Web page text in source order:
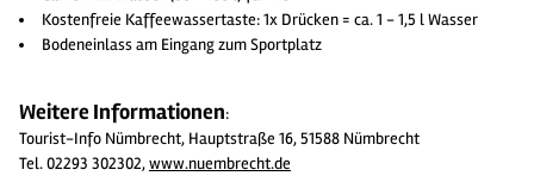
Kostenfreie Kaffeewassertaste: 1x Drücken = ca. 1 - 1,5 l Wasser
Bodeneinlass am Eingang zum Sportplatz
Weitere Informationen:
Tourist-Info Nümbrecht, Hauptstraße 16, 51588 Nümbrecht
Tel. 02293 302302,www.nuembrecht.de